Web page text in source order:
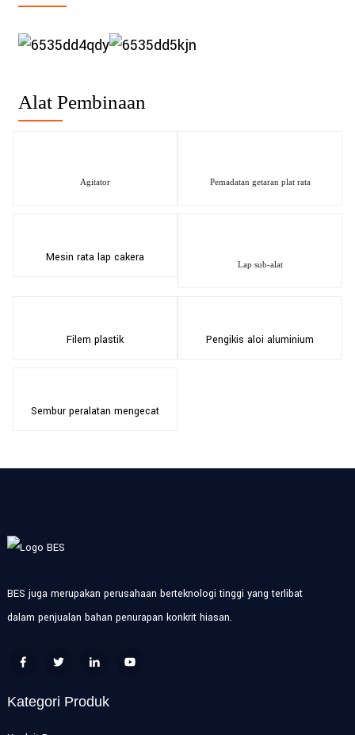
Alat Pembinaan
Agitator Pemadatan getaran plat rata
Mesin rata lap cakera Lap sub-alat
Filem plastik Pengikis aloi aluminium
Sembur peralatan mengecat
BES juga merupakan perusahaan berteknologi tinggi yang terlibat
dalam penjualan bahan penurapan konkrit hiasan.
Kategori Produk